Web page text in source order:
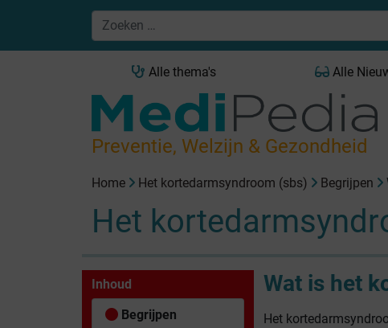
Alle thema's Alle
Preventie, Welzijn & Gezondheid
Home Het kortedarmsyndroom (sbs) Begrijpen
Het
Inhoud
Begrijpen
Wat is het
Het